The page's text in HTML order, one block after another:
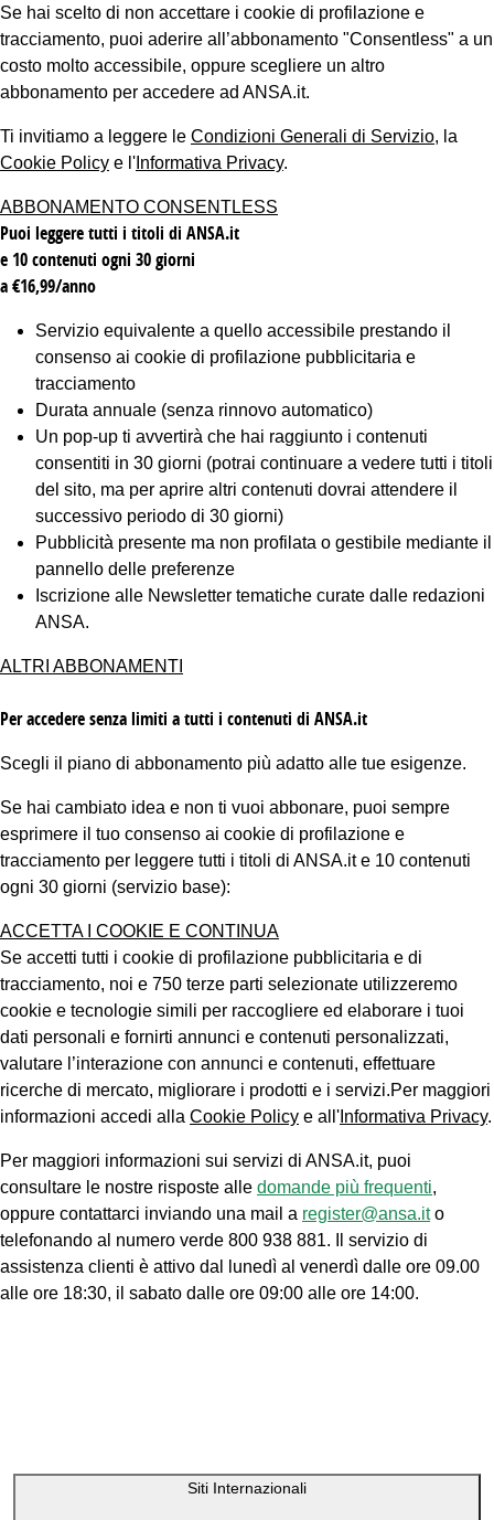
Se hai scelto di non accettare i cookie di profilazione e
tracciamento, puoi aderire all’abbonamento "Consentless" a un
costo molto accessibile, oppure scegliere un altro
abbonamento per accedere ad ANSA.it.
Ti invitiamo a leggere le Condizioni Generali di Servizio, la
Cookie Policy e l' Informativa Privacy.
ABBONAMENTO CONSENTLESS
Puoi leggere tutti i titoli di ANSA.it
e 10 contenuti ogni 30 giorni
a €16,99/anno
Servizio equivalente a quello accessibile prestando il
consenso ai cookie di profilazione pubblicitaria e
tracciamento
Durata annuale (senza rinnovo automatico)
Un pop-up ti avvertirà che hai raggiunto i contenuti
consentiti in 30 giorni (potrai continuare a vedere tutti i titoli
del sito, ma per aprire altri contenuti dovrai attendere il
successivo periodo di 30 giorni)
Pubblicità presente ma non profilata o gestibile mediante il
pannello delle preferenze
Iscrizione alle Newsletter tematiche curate dalle redazioni
ANSA.
ALTRI ABBONAMENTI
Per accedere senza limiti a tutti i contenuti di ANSA.it
Scegli il piano di abbonamento più adatto alle tue esigenze.
Se hai cambiato idea e non ti vuoi abbonare, puoi sempre
esprimere il tuo consenso ai cookie di profilazione e
tracciamento per leggere tutti i titoli di ANSA.it e 10 contenuti
ogni 30 giorni (servizio base):
ACCETTA I COOKIE E CONTINUA
Se accetti tutti i cookie di profilazione pubblicitaria e di
tracciamento, noi e 750 terze parti selezionate utilizzeremo
cookie e tecnologie simili per raccogliere ed elaborare i tuoi
dati personali e fornirti annunci e contenuti personalizzati,
valutare l’interazione con annunci e contenuti, effettuare
ricerche di mercato, migliorare i prodotti e i servizi.Per maggiori
informazioni accedi alla Cookie Policy e all' Informativa Privacy.
Per maggiori informazioni sui servizi di ANSA.it, puoi
consultare le nostre risposte alle domande più frequenti,
oppure contattarci inviando una mail a register@ansa.ito
telefonando al numero verde 800 938 881. Il servizio di
assistenza clienti è attivo dal lunedì al venerdì dalle ore 09.00
alle ore 18:30, il sabato dalle ore 09:00 alle ore 14:00.
Siti Internazionali